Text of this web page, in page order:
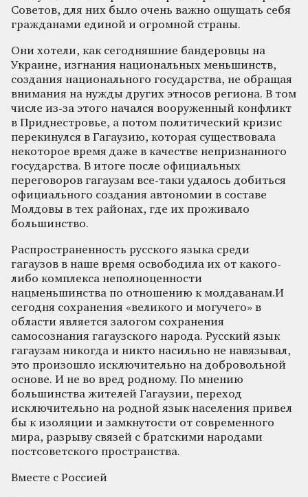
Советов, для них было очень важно ощущать себя
гражданами единой и огромной страны.
Они хотели, как сегодняшние бандеровцы на
Украине, изгнания национальных меньшинств,
создания национального государства, не обращая
внимания на нужды других этносов региона. В том
числе из-за этого начался вооруженный конфликт
в Приднестровье, а потом политический кризис
перекинулся в Гагаузию, которая существовала
некоторое время даже в качестве непризнанного
государства. В итоге после официальных
переговоров гагаузам все-таки удалось добиться
официального создания автономии в составе
Молдовы в тех районах, где их проживало
большинство.
Распространенность русского языка среди
гагаузов в наше время освободила их от какого-
либо комплекса неполноценности
нацменьшинства по отношению к молдаванам.И
сегодня сохранения «великого и могучего» в
области является залогом сохранения
самосознания гагаузского народа. Русский язык
гагаузам никогда и никто насильно не навязывал,
это произошло исключительно на добровольной
основе. И не во вред родному. По мнению
большинства жителей Гагаузии, переход
исключительно на родной язык населения привел
бы к изоляции и замкнутости от современного
мира, разрыву связей с братскими народами
постсоветского пространства.
Вместе с Россией